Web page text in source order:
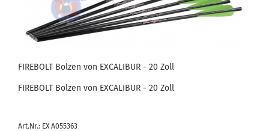
FIRE­BOLT Bol­zen von EX­CA­LI­BUR - 20 Zoll
FIRE­BOLT Bol­zen von EX­CA­LI­BUR - 20 Zoll
Art.Nr.: EX A055363